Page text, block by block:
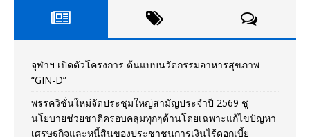
จุฬาฯ เปิดตัวโครงการ ต้นแบบนวัตกรรมอาหารสุขภาพ
“GIN-D”
พรรควิชั่นใหม่จัดประชุมใหญ่สามัญประจำปี 2569 ชู
นโยบายช่วยชาติครอบคลุมทุกๆด้านโดยเฉพาะแก้ไขปัญหา
เศรษฐกิจและหนี้สินของประชาชนการเงินไร้ดอกเบี้ย